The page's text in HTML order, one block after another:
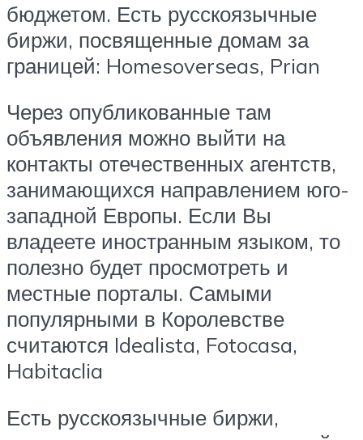
бюджетом. Есть русскоязычные
биржи, посвященные домам за
границей: Homesoverseas, Prian
Через опубликованные там
объявления можно выйти на
контакты отечественных агентств,
занимающихся направлением юго-
западной Европы. Если Вы
владеете иностранным языком, то
полезно будет просмотреть и
местные порталы. Самыми
популярными в Королевстве
считаются Idealista, Fotocasa,
Habitaclia
Есть русскоязычные биржи,